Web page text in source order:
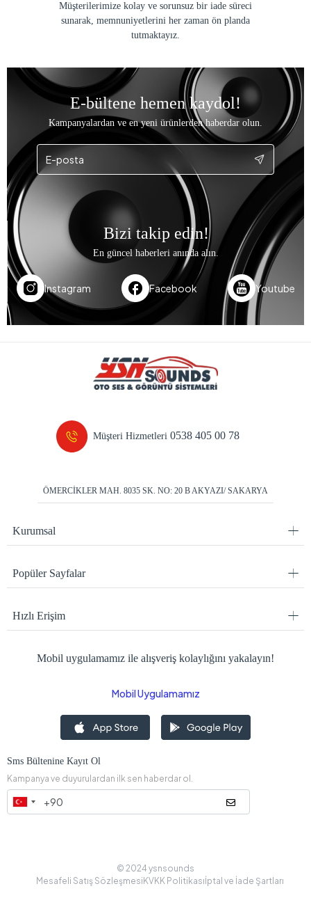
Müşterilerimize kolay ve sorunsuz bir iade süreci
sunarak, memnuniyetlerini her zaman ön planda
tutmaktayız.
E-bültene hemen kaydol!
Kampanyalardan ve en yeni ürünlerden haberdar olun.
Bizi takip edin!
En güncel haberleri anında alın.
Instagram Facebook Youtube
Müşteri Hizmetleri0538 405 00 78
ÖMERCİKLER MAH. 8035 SK. NO: 20 B AKYAZI/ SAKARYA
Kurumsal
Popüler Sayfalar
Hızlı Erişim
Mobil uygulamamız ile alışveriş kolaylığını yakalayın!
Mobil Uygulamamız
Sms Bültenine Kayıt Ol
Kampanya ve duyurulardan ilk sen haberdar ol.
© 2024 ysnsounds
Mesafeli Satış SözleşmesiKVKK Politikasıİptal ve İade Şartları